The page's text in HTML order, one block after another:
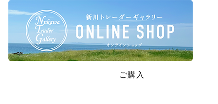
SAFETY RESTRICTIONS IN PLACE: Please read our new
ご購入